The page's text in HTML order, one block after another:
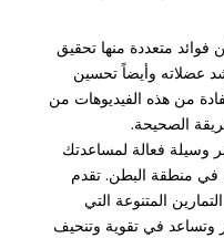
متعددة منها تحقيق
عضلاته وأيضاً تحسين
من هذه الفيديوهات من
الصحيحة.
وسيلة فعالة لمساعدتك
منطقة البطن. تقدم
المتنوعة التي
في تقوية وتنحيف